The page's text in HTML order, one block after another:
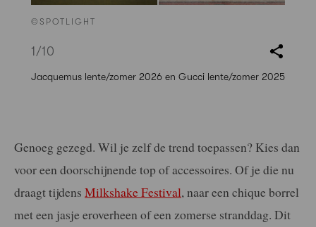
©SPOTLIGHT
1/10
Jacquemus lente/zomer 2026 en Gucci lente/zomer 2025
Genoeg gezegd. Wil je zelf de trend toepassen? Kies dan
voor een doorschijnende top of accessoires. Of je die nu
draagt tijdens Milkshake Festival, naar een chique borrel
met een jasje eroverheen of een zomerse stranddag. Dit